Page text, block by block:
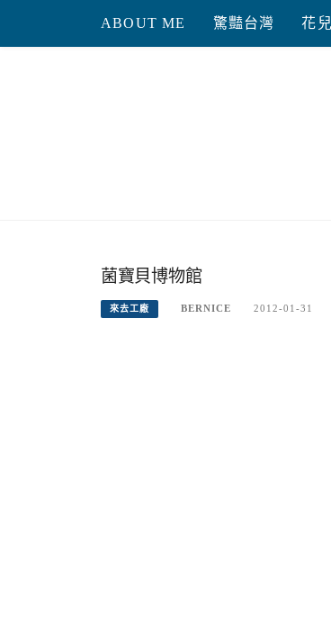
content
ABOUT ME 驚豔台灣 花
菌寶貝博物館
來去工廠 BERNICE 2012-01-31